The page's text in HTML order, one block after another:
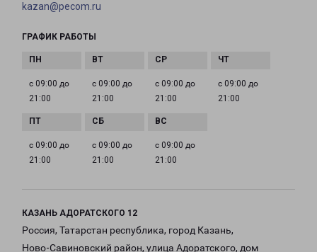
kazan@pecom.ru
ГРАФИК РАБОТЫ
с 09:00 до
21:00
с 09:00 до
21:00
с 09:00 до
21:00
с 09:00 до
21:00
с 09:00 до
21:00
с 09:00 до
21:00
с 09:00 до
21:00
КАЗАНЬ АДОРАТСКОГО 12
Россия, Татарстан республика, город Казань,
Ново-Савиновский район, улица Адоратского, дом